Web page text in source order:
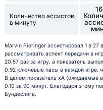
Количество ассистов
в минуту
Marvin Pieringer ассистировал 1 в
рассматривать аспект передачи в
20.57 раз за игру, а показатель
0.92 ключевые пасы в каждой игре,
В целом показатель xA (ожидаемые
0.10 за 90 минут. Благодаря этому
Бундеслига.